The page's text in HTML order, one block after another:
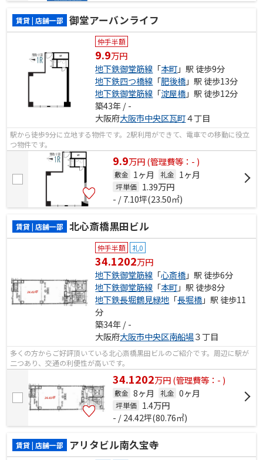
賃貸 | 店舗一部 御堂アーバンライフ
仲手半額
9.9万円
地下鉄御堂筋線 「本町」駅 徒歩9分
地下鉄四つ橋線 「肥後橋」駅 徒歩13分
地下鉄御堂筋線 「淀屋橋」駅 徒歩12分
築43年 / -
大阪府大阪市中央区瓦町４丁目
駅から徒歩9分に立地する物件です。2駅利用ができて、電車での移動に役立
つ物件です。
9.9万円(管理費等：- )
敷金 1ヶ月 礼金 1ヶ月
坪単価 1.39万円
- / 7.10坪(23.50㎡)
賃貸 | 店舗一部 北心斎橋黒田ビル
仲手半額 礼0
34.1202万円
地下鉄御堂筋線 「心斎橋」駅 徒歩6分
地下鉄御堂筋線 「本町」駅 徒歩8分
地下鉄長堀鶴見緑地 「長堀橋」駅 徒歩11
分
築34年 / -
大阪府大阪市中央区南船場３丁目
多くの方からご好評頂いている北心斎橋黒田ビルのご紹介です。周辺に駅が
二つあり、交通の利便性が高いです。
34.1202万円(管理費等：- )
敷金 8ヶ月 礼金 0ヶ月
坪単価 1.4万円
- / 24.42坪(80.76㎡)
賃貸 | 店舗一部 アリタビル南久宝寺